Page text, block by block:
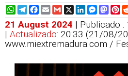
WhatsApp
Telegram
Facebook
EmailGmail
X LinkedIn
21 August 2024 | Publicado
| Actualizado: 20:33 (21/08/
www.miextremadura.com /